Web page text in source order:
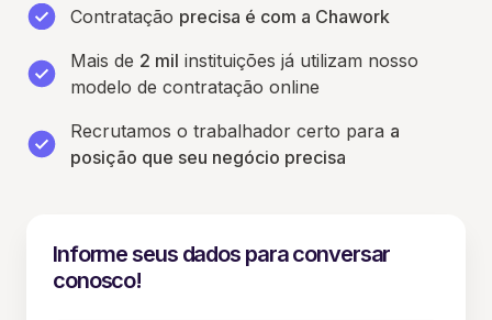
Contratação precisa é com a Chawork
Mais de 2 mil instituições já utilizam nosso
modelo de contratação online
Recrutamos o trabalhador certo para a
posição que seu negócio precisa
Informe seus dados para conversar
conosco!